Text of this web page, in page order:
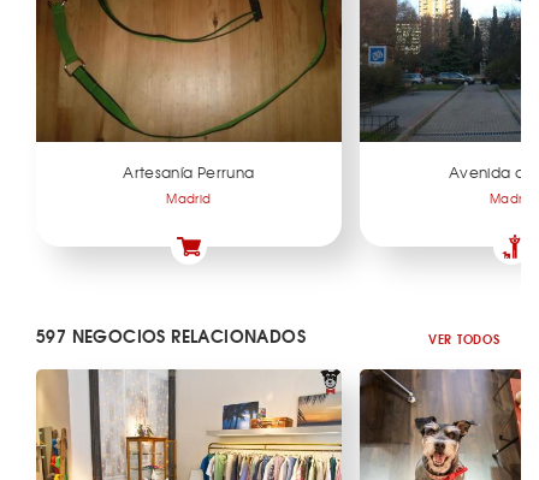
Artesanía Perruna
Madrid
Avenida de
Madrid
597 NEGOCIOS RELACIONADOS VER TODOS